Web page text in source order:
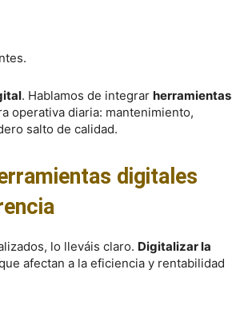
. Hablamos de integrar herramientas
operativa diaria: mantenimiento,
salto de calidad.
digitales
lo lleváis claro. Digitalizar la
afectan a la eficiencia y rentabilidad